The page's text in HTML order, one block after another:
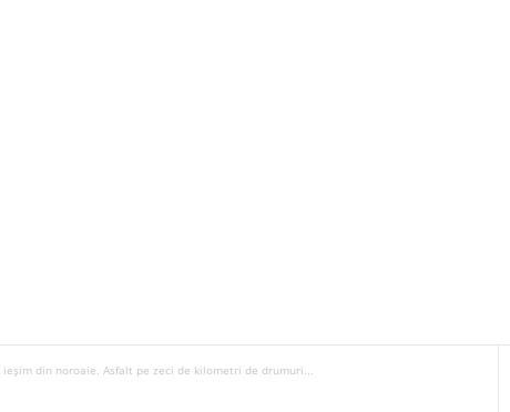
ieșim din noroaie. Asfalt pe zeci de kilometri de drumuri...